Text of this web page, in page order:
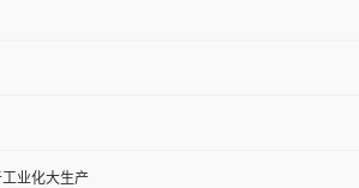
业化大生产